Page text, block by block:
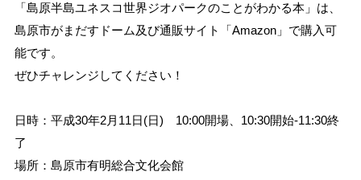
「島原半島ユネスコ世界ジオパークのことがわかる本」は、
島原市がまだすドーム及び通販サイト「Amazon」で購入可
能です。
ぜひチャレンジしてください！
日時：平成30年2月11日(日) 10:00開場、10:30開始-11:30終
了
場所：島原市有明総合文化会館